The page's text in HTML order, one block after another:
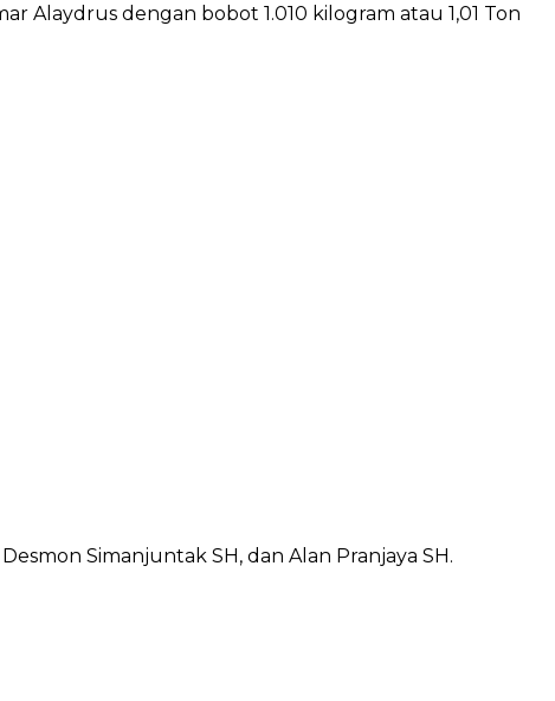
Alaydrus dengan bobot 1.010 kilogram atau 1,01 Ton